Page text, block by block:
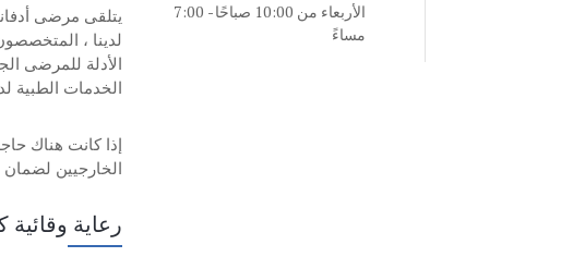
الأربعاء من 10:00 صباحًا - 7:00
مساءً
يتلقى مرضى
لدينا ،
الأدلة للمرضى
الخدمات الطبية
الخارجيين
رعاية وقائية